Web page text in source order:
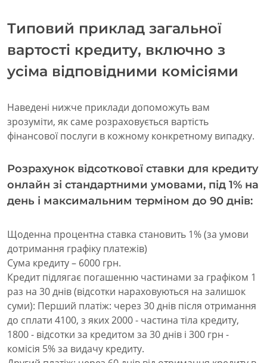
Типовий приклад загальної
вартості кредиту, включно з
усіма відповідними комісіями
Наведені нижче приклади допоможуть вам
зрозуміти, як саме розраховується вартість
фінансової послуги в кожному конкретному випадку.
Розрахунок відсоткової ставки для кредиту
онлайн зі стандартними умовами, під 1% на
день і максимальним терміном до 90 днів:
Щоденна процентна ставка становить 1% (за умови
дотримання графіку платежів)
Сума кредиту – 6000 грн.
Кредит підлягає погашенню частинами за графіком 1
раз на 30 днів (відсотки нараховуються на залишок
суми): Перший платіж: через 30 днів після отримання
до сплати 4100, з яких 2000 - частина тіла кредиту,
1800 - відсотки за кредитом за 30 днів і 300 грн -
комісія 5% за видачу кредиту.